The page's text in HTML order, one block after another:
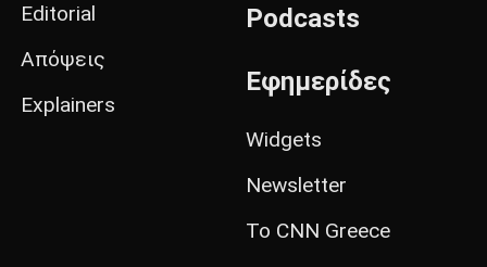
Editorial
Απόψεις
Explainers
Podcasts
Εφημερίδες
Widgets
Newsletter
Το CNN Greece